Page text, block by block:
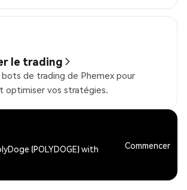
le trading
de trading de Phemex pour
optimiser vos stratégies.
(POLYDOGE) with
Commencer